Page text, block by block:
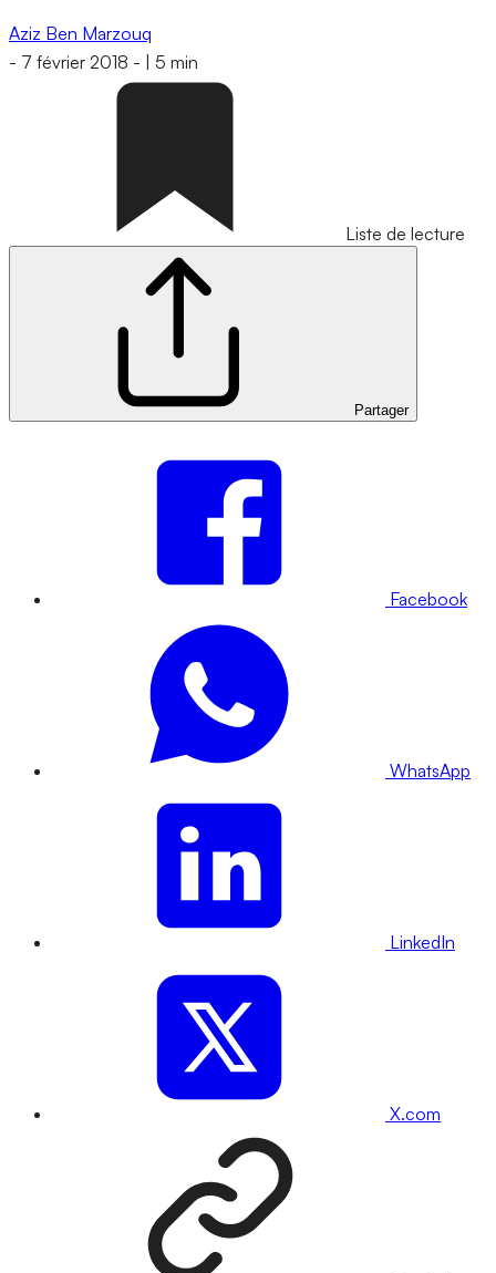
Aziz Ben Marzouq
- 7 février 2018 - 5 min
Liste de lecture
Partager
Facebook
WhatsApp
LinkedIn
X.com